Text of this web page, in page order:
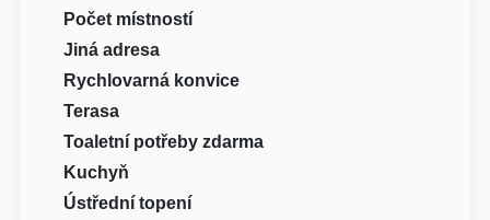
Počet místností
Jiná adresa
Rychlovarná konvice
Terasa
Toaletní potřeby zdarma
Kuchyň
Ústřední topení